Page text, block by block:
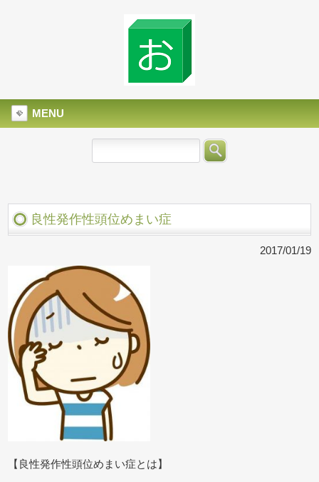
MENU
良性発作性頭位めまい症
2017/01/19
【良性発作性頭位めまい症とは】